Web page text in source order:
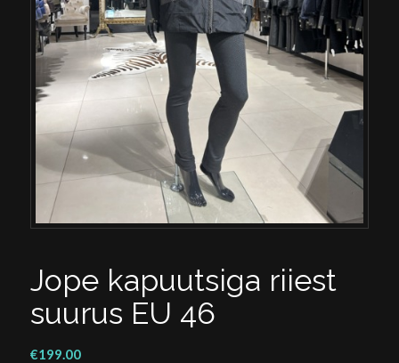
Jope kapuutsiga riiest
suurus EU 46
€199.00